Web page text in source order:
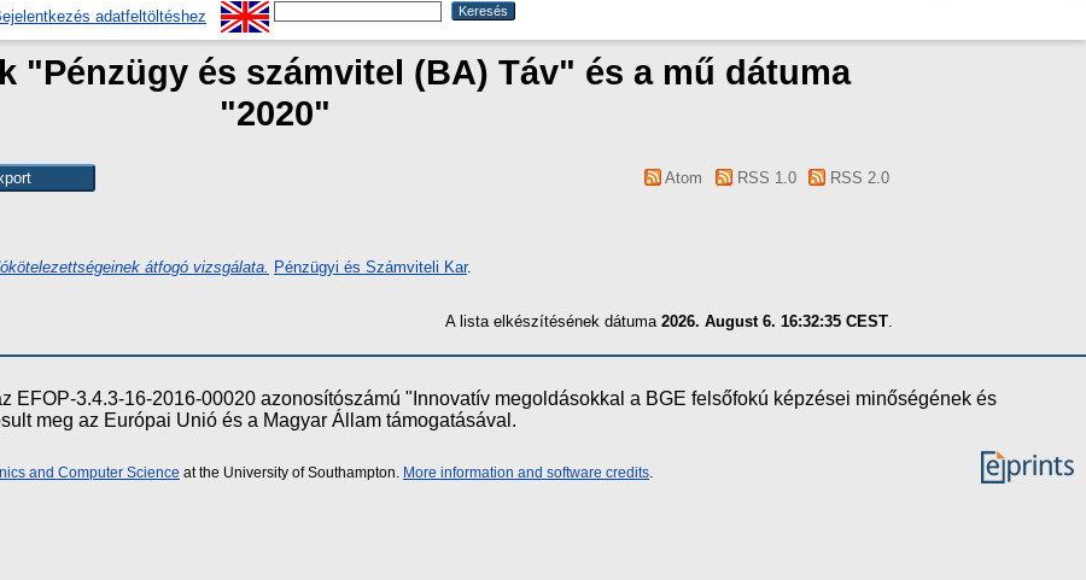
adatfeltöltéshez
"Pénzügy és számvitel (BA) Táv" és a mű dátuma
"2020"
Atom RSS 1.0 RSS 2.0
átfogó vizsgálata. Pénzügyi és Számviteli Kar.
A lista elkészítésének dátuma 2026. August 6. 16:32:35 CEST
EFOP-3.4.3-16-2016-00020 azonosítószámú "Innovatív megoldásokkal a BGE felsőfokú képzései minőségének és
meg az Európai Unió és a Magyar Állam támogatásával.
and Computer Science at the University of Southampton. More information and software credits